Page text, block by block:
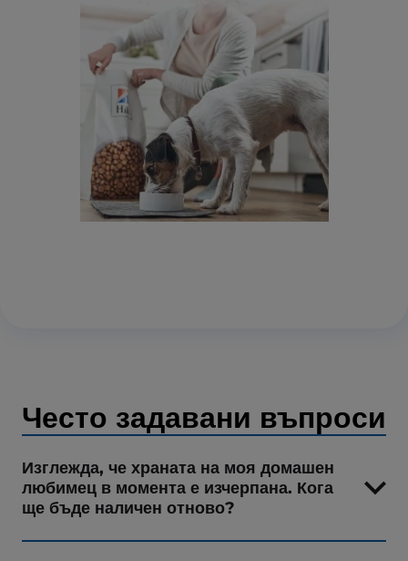
Често задавани въпроси
Изглежда, че храната на моя домашен
любимец в момента е изчерпана. Кога
ще бъде наличен отново?